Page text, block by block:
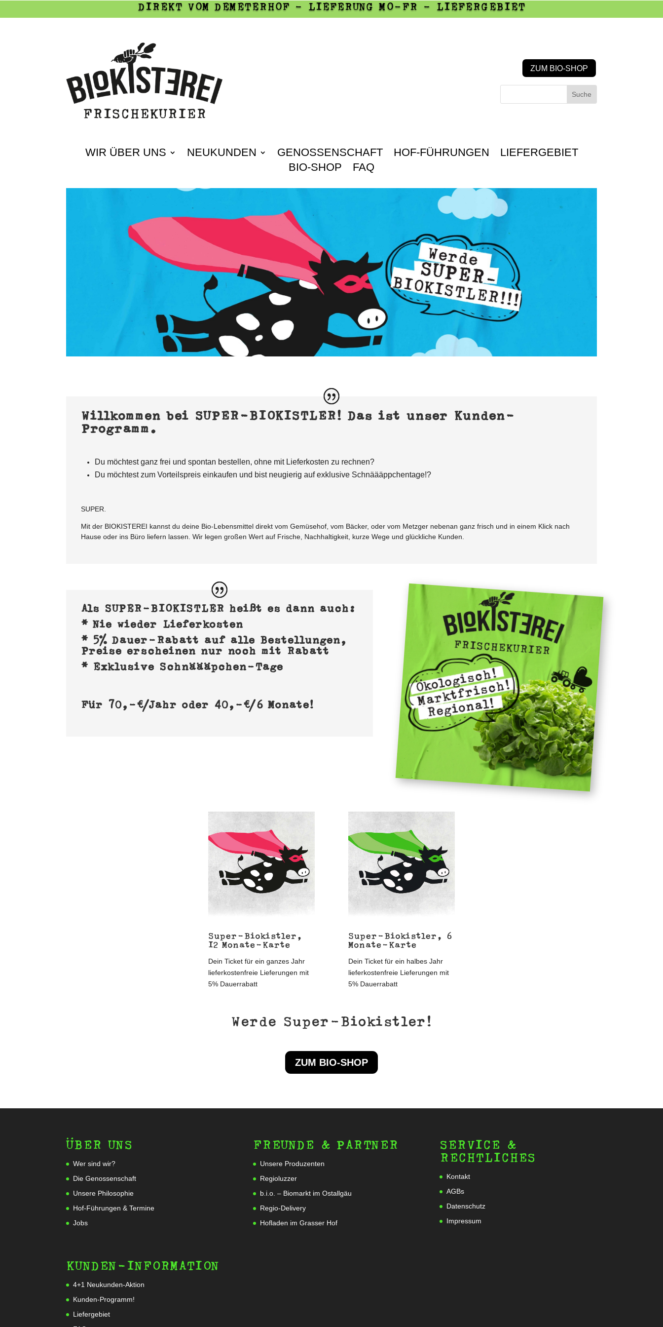
DIREKT VOM DEMETERHOF - LIEFERUNG MO-FR - LIEFERGEBIET
ZUM BIO-SHOP
WIR ÜBER UNS NEUKUNDEN GENOSSENSCHAFT HOF-FÜHRUNGEN
LIEFERGEBIET
BIO-SHOP
FAQ
Willkommen bei SUPER-BIOKISTLER! Das ist unser Kunden-
Programm.
Du möchtest ganz frei und spontan bestellen, ohne mit Lieferkosten zu rechnen?
Du möchtest zum Vorteilspreis einkaufen und bist neugierig auf exklusive Schnäääppchentage!?
SUPER.
Mit der BIOKISTEREI kannst du deine Bio-Lebensmittel direkt vom Gemüsehof, vom Bäcker, oder vom Metzger nebenanganz frisch und in einem Klick nach
Hause oder ins Büro liefern lassen.Wir legen großen Wert auf Frische, Nachhaltigkeit, kurze Wege und glückliche Kunden.
Als SUPER-BIOKISTLER heißt es dann auch:
* Nie wieder Lieferkosten
* 5% Dauer-Rabatt auf alle Bestellungen,
Preise erscheinen nur noch mit Rabatt
* Exklusive Schnäääpchen-Tage
Für 70,-€/Jahr oder 40,-€/6 Monate!
Super-Biokistler,
12 Monate-Karte
Dein Ticket für ein ganzes Jahr
lieferkostenfreie Lieferungen mit
5% Dauerrabatt
Super-Biokistler, 6
Monate-Karte
Dein Ticket für ein halbes Jahr
lieferkostenfreie Lieferungen mit
5% Dauerrabatt
Werde Super-Biokistler!
ZUM BIO-SHOP
ÜBER UNS
Wer sind wir?
Die Genossenschaft
Unsere Philosophie
Hof-Führungen & Termine
Jobs
KUNDEN-INFORMATION
4+1 Neukunden-Aktion
Kunden-Programm!
Liefergebiet
FREUNDE & PARTNER
Unsere Produzenten
Regioluzzer
b.i.o. – Biomarkt im Ostallgäu
Regio-Delivery
Hofladen im Grasser Hof
SERVICE &
RECHTLICHES
Kontakt
AGBs
Datenschutz
Impressum